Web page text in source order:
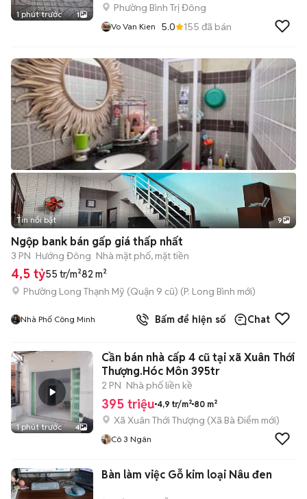
1 phút trước 1
Phường Bình Trị Đông
Vo Van Kien 5.0 155 đã bán
+2
Tin nổi bật 9
Ngộp bank bán gấp giá thấp nhất
3 PN Hướng Đông Nhà mặt phố, mặt tiền
4,5 tỷ55 tr/m²82 m²
Phường Long Thạnh Mỹ (Quận 9 cũ) (P. Long Bình mới)
Nhà Phố Công Minh Bấm để hiện số Chat
1 phút trước 4
Cần bán nhà cấp 4 cũ tại xã Xuân Thới
Thượng.Hóc Môn 395tr
2 PN Nhà phố liền kề
395 triệu 4,9 tr/m² 80 m²
Xã Xuân Thới Thượng (Xã Bà Điểm mới)
Cô 3 Ngân
Bàn làm việc Gỗ kim loại Nâu đen